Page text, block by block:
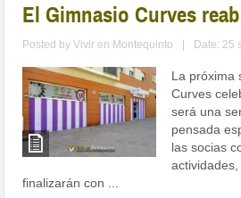
El Gimnasio Curves
Posted byVivir en Montequinto Date: 25
La próxima
Curves
será una
pensada
las socias
finalizarán con ...